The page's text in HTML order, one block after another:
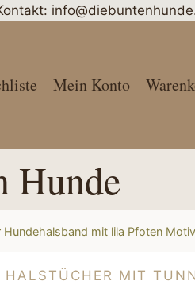
Mein Konto
Hunde
mit lila Pfoten Motiv
HALSTÜCHER MIT